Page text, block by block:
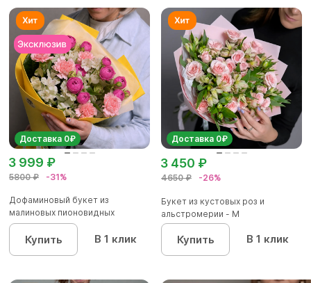
Доставка 0₽
5800 ₽ -31%
3 999 ₽
Дофаминовый букет из
малиновых пионовидных
кустовых роз...
Купить В 1 клик
Доставка 0₽
4650 ₽ -26%
3 450 ₽
Букет из кустовых роз и
альстромерии - М
Купить В 1 клик